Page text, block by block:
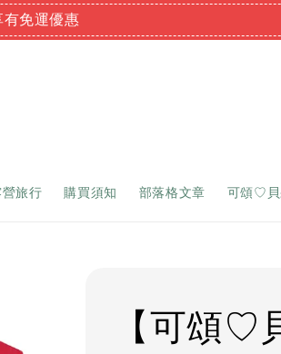
免運優惠
營旅行 購買須知 部落格文章 可頌♡貝
【可頌♡